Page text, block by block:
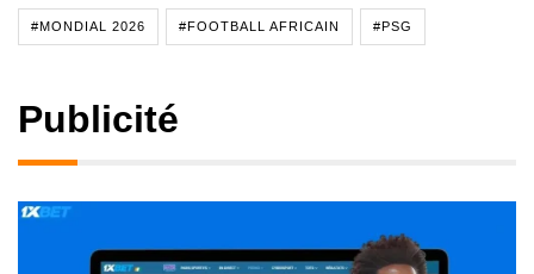
#MONDIAL 2026 #FOOTBALL AFRICAIN #PSG
Publicité